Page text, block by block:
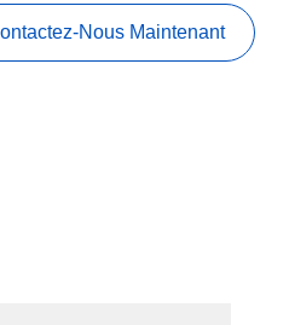
Nous Maintenant